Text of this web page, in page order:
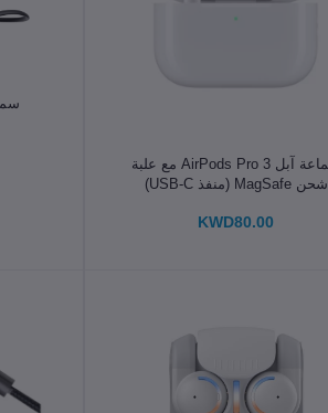
الإضافة إلى سلة التسوقسماعة آبل AirPods Pro 3 مع علبة
شحن MagSafe (منفذ USB-C)
KWD80.00